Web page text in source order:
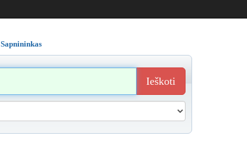
Sapnininkas
Ieškoti